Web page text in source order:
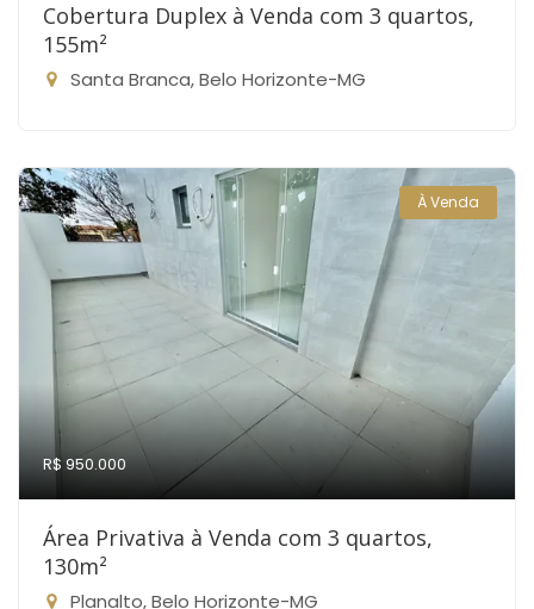
Cobertura Duplex à Venda com 3 quartos,
155m²
Santa Branca, Belo Horizonte-MG
À Venda
R$ 950.000
Área Privativa à Venda com 3 quartos,
130m²
Planalto, Belo Horizonte-MG